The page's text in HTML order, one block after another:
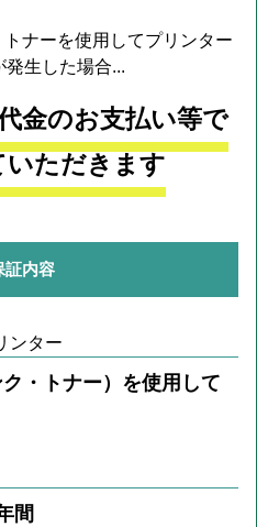
ナーを使用してプリンター
発生した場合...
金のお支払い等で
いただきます
証内容
ンター
・トナー）を使用して
間